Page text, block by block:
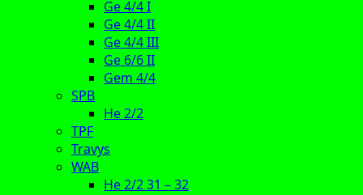
Ge 4/4 I
Ge 4/4 II
Ge 4/4 III
Ge 6/6 II
Gem 4/4
SPB
He 2/2
TPF
Travys
WAB
He 2/2 31 – 32